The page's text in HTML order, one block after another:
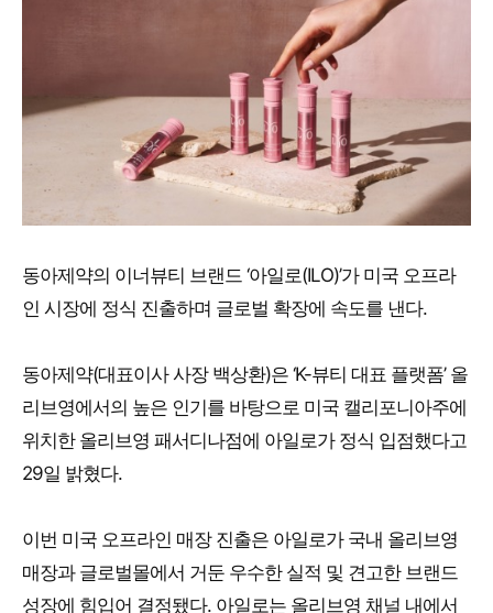
동아제약의 이너뷰티 브랜드 ‘아일로(ILO)’가 미국 오프라
인 시장에 정식 진출하며 글로벌 확장에 속도를 낸다.
동아제약(대표이사 사장 백상환)은 ‘K-뷰티 대표 플랫폼’ 올
리브영에서의 높은 인기를 바탕으로 미국 캘리포니아주에
위치한 올리브영 패서디나점에 아일로가 정식 입점했다고
29일 밝혔다.
이번 미국 오프라인 매장 진출은 아일로가 국내 올리브영
매장과 글로벌몰에서 거둔 우수한 실적 및 견고한 브랜드
성장에 힘입어 결정됐다. 아일로는 올리브영 채널 내에서